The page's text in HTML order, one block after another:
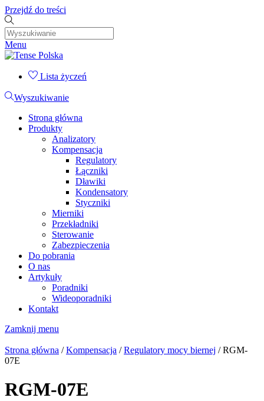
Przejdź do treści
Menu
Lista życzeń
Wyszukiwanie
Strona główna
Produkty
Analizatory
Kompensacja
Regulatory
Łączniki
Dławiki
Kondensatory
Styczniki
Mierniki
Przekładniki
Sterowanie
Zabezpieczenia
Do pobrania
O nas
Artykuły
Poradniki
Wideoporadniki
Kontakt
Zamknij menu
Strona główna /Kompensacja /Regulatory mocy biernej / RGM-
07E
RGM-07E